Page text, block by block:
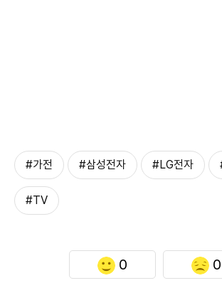
#가전 #삼성전자 #LG전자
#TV
0 0